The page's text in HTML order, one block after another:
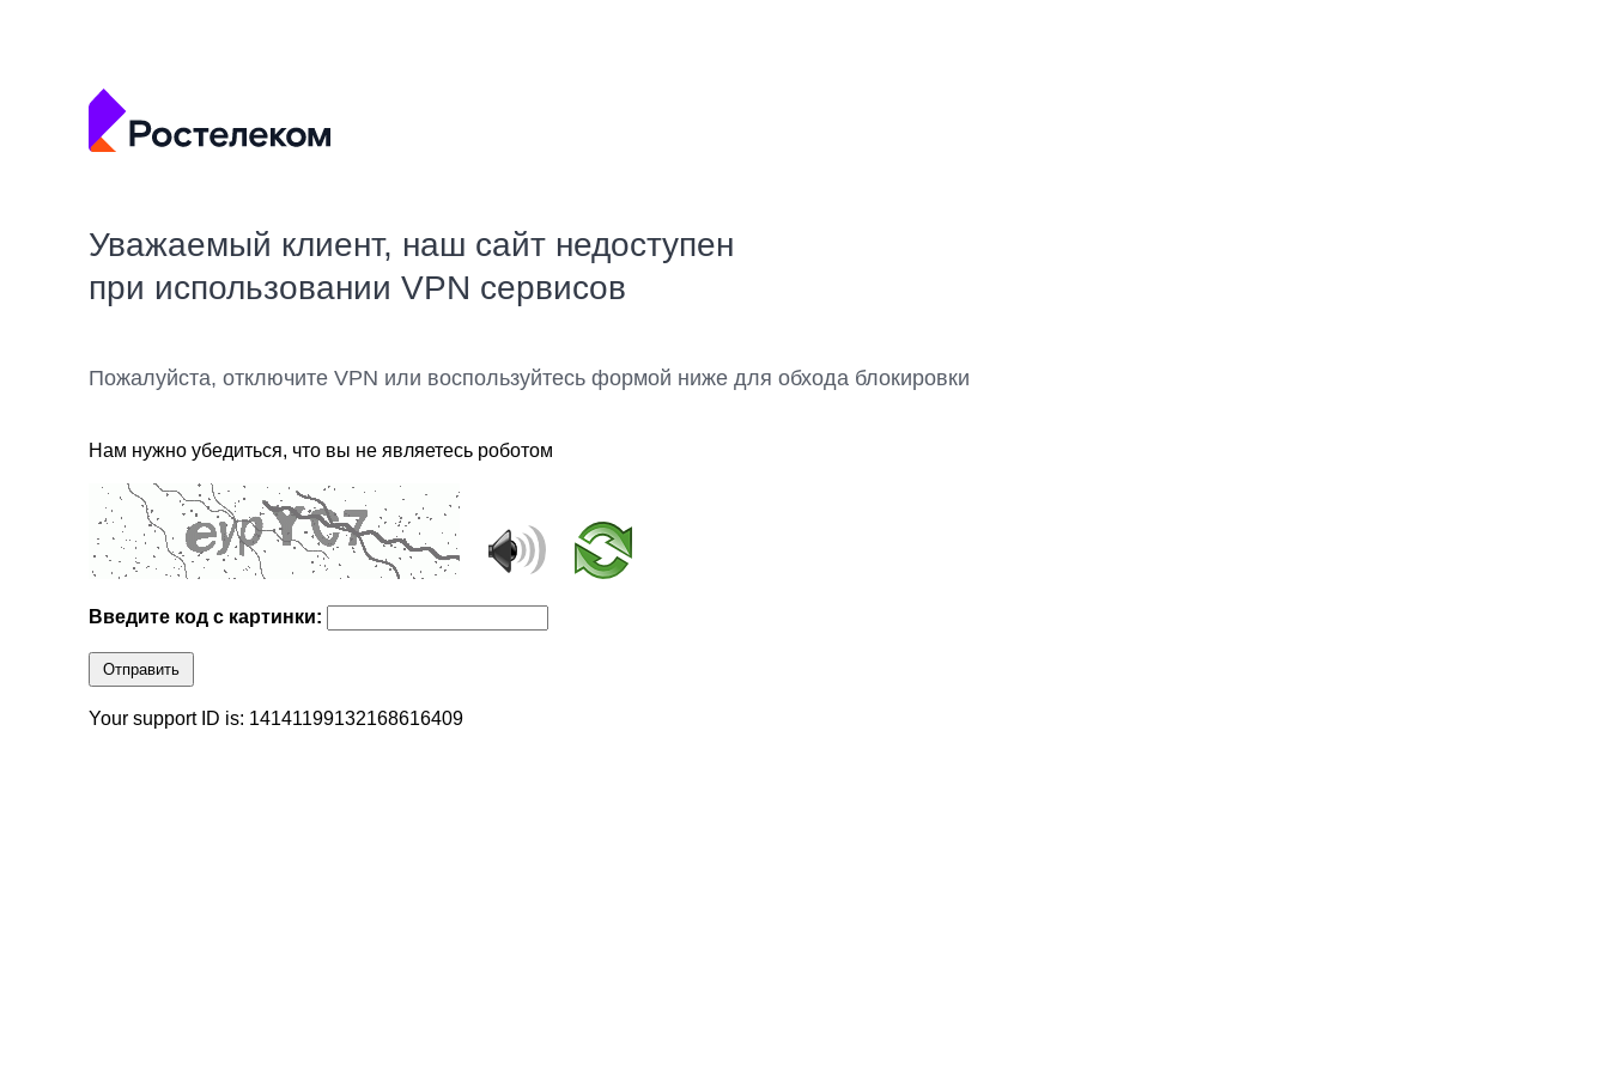
Уважаемый клиент, наш сайт недоступен
при использовании VPN сервисов
Пожалуйста, отключите VPN или воспользуйтесь формой ниже для обхода блокировки
Нам нужно убедиться, что вы не являетесь роботом
Введите код с картинки:
Отправить
Your support ID is: 14141199132168616409